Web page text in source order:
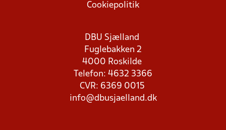
Cookiepolitik
DBU Sjælland
Fuglebakken 2
4000 Roskilde
Telefon: 4632 3366
CVR: 6369 0015
info@dbusjaelland.dk